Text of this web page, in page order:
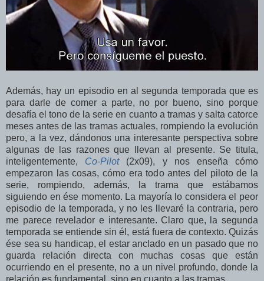
Además, hay un episodio en al segunda temporada que es
para darle de comer a parte, no por bueno, sino porque
desafía el tono de la serie en cuanto a tramas y salta catorce
meses antes de las tramas actuales, rompiendo la evolución
pero, a la vez, dándonos una interesante perspectiva sobre
algunas de las razones que llevan al presente. Se titula,
inteligentemente, Co-Pilot(2x09), y nos enseña cómo
empezaron las cosas, cómo era todo antes del piloto de la
serie, rompiendo, además, la trama que estábamos
siguiendo en ése momento. La mayoría lo considera el peor
episodio de la temporada, y no les llevaré la contraria, pero
me parece revelador e interesante. Claro que, la segunda
temporada se entiende sin él, está fuera de contexto. Quizás
ése sea su handicap, el estar anclado en un pasado que no
guarda relación directa con muchas cosas que están
ocurriendo en el presente, no a un nivel profundo, donde la